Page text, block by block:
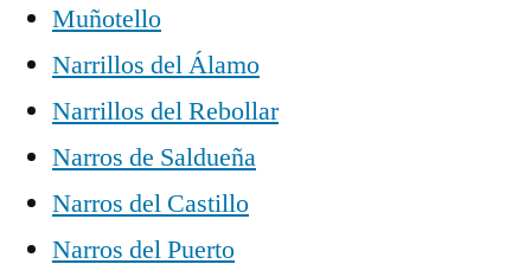
Muñotello
Narrillos del Álamo
Narrillos del Rebollar
Narros de Saldueña
Narros del Castillo
Narros del Puerto